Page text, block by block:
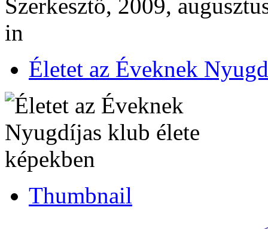
Szerkesztő, 2009,
in
Életet az Éveknek
Thumbnail